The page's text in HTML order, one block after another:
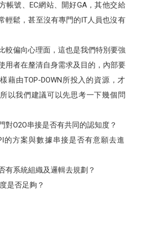
帳號、EC網站、開好GA，其他交給
輕鬆，甚至沒有專門的IT人員也沒有
較偏向心理面，這也是我們特別要強
用者在釐清自身需求及目的，內部要
藉由TOP-DOWN所投入的資源，才
以我們建議可以先思考一下幾個問
對O2O串接是否有共同的認知度？
的方案與數據串接是否有意願去進
有系統組織及邏輯去規劃？
是否足夠？